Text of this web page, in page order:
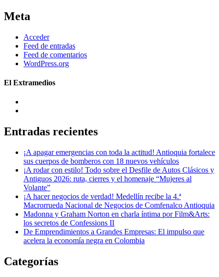
Meta
Acceder
Feed de entradas
Feed de comentarios
WordPress.org
El Extramedios
Entradas recientes
¡A apagar emergencias con toda la actitud! Antioquia fortalece
sus cuerpos de bomberos con 18 nuevos vehículos
¡A rodar con estilo! Todo sobre el Desfile de Autos Clásicos y
Antiguos 2026: ruta, cierres y el homenaje “Mujeres al
Volante”
¡A hacer negocios de verdad! Medellín recibe la 4.ª
Macrorrueda Nacional de Negocios de Comfenalco Antioquia
Madonna y Graham Norton en charla íntima por Film&Arts:
los secretos de Confessions II
De Emprendimientos a Grandes Empresas: El impulso que
acelera la economía negra en Colombia
Categorías